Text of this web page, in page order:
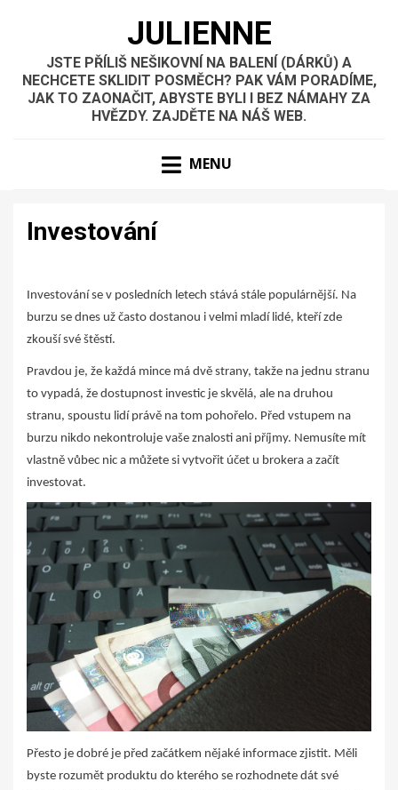
JULIENNE
JSTE PŘÍLIŠ NEŠIKOVNÍ NA BALENÍ (DÁRKŮ) A
NECHCETE SKLIDIT POSMĚCH? PAK VÁM PORADÍME,
JAK TO ZAONAČIT, ABYSTE BYLI I BEZ NÁMAHY ZA
HVĚZDY. ZAJDĚTE NA NÁŠ WEB.
MENU
Investování
Investování se v posledních letech stává stále populárnější. Na
burzu se dnes už často dostanou i velmi mladí lidé, kteří zde
zkouší své štěstí.
Pravdou je, že každá mince má dvě strany, takže na jednu stranu
to vypadá, že dostupnost investic je skvělá, ale na druhou
stranu, spoustu lidí právě na tom pohořelo. Před vstupem na
burzu nikdo nekontroluje vaše znalosti ani příjmy. Nemusíte mít
vlastně vůbec nic a můžete si vytvořit účet u brokera a začít
investovat.
Přesto je dobré je před začátkem nějaké informace zjistit. Měli
byste rozumět produktu do kterého se rozhodnete dát své